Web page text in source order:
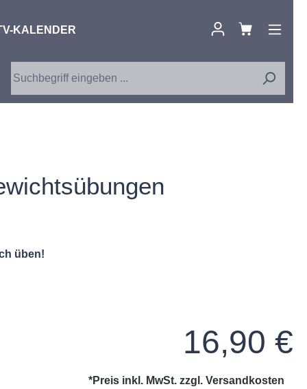
KALENDER
üben!
16,90 €
*Preis inkl. MwSt. zzgl. Versandkosten